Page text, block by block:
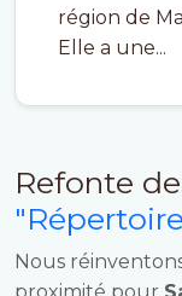
région de
Elle a une...
Refonte
Nous